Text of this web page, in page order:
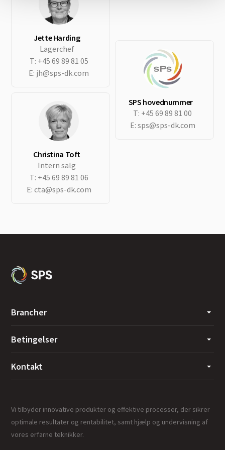
Jette Harding
Lagerchef
T: +45 69 89 81 05
E: jh@sps-dk.com
Christina Toft
Intern salg
T: +45 69 89 81 06
E: cta@sps-dk.com
SPS hovednummer
T: +45 69 89 81 00
E: sps@sps-dk.com
Brancher
Betingelser
Kontakt
Vi tilbyder innovative produkter og effektive processer, der sikrer
optimale resultater og rentabilitet, samt hjælp og undervisning af
vores erfarne teknikker.